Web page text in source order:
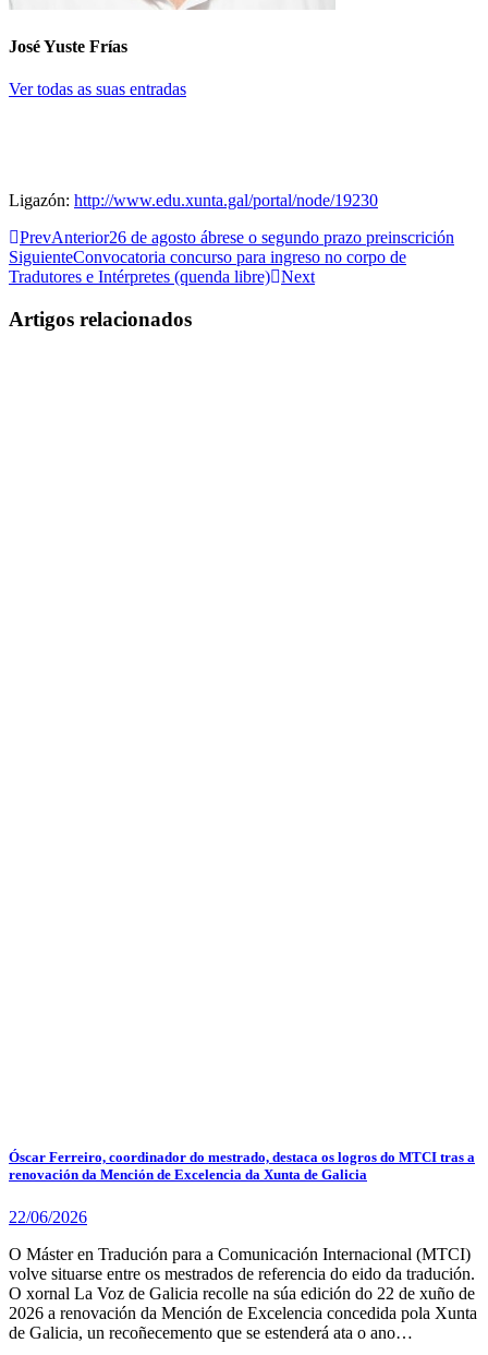
José Yuste Frías
Ver todas as suas entradas
Ligazón: http://www.edu.xunta.gal/portal/node/19230
PrevAnterior26 de agosto ábrese o segundo prazo preinscrición
SiguienteConvocatoria concurso para ingreso no corpo de
Tradutores e Intérpretes (quenda libre) Next
Artigos relacionados
Óscar Ferreiro, coordinador do mestrado, destaca os logros do MTCI tras a
renovación da Mención de Excelencia da Xunta de Galicia
22/06/2026
O Máster en Tradución para a Comunicación Internacional (MTCI)
volve situarse entre os mestrados de referencia do eido da tradución.
O xornal La Voz de Galicia recolle na súa edición do 22 de xuño de
2026 a renovación da Mención de Excelencia concedida pola Xunta
de Galicia, un recoñecemento que se estenderá ata o ano…